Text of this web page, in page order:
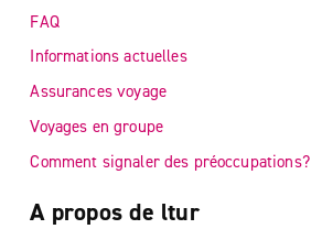
FAQ
Informations actuelles
Assurances voyage
Voyages en groupe
Comment signaler des préoccupations?
A propos de ltur